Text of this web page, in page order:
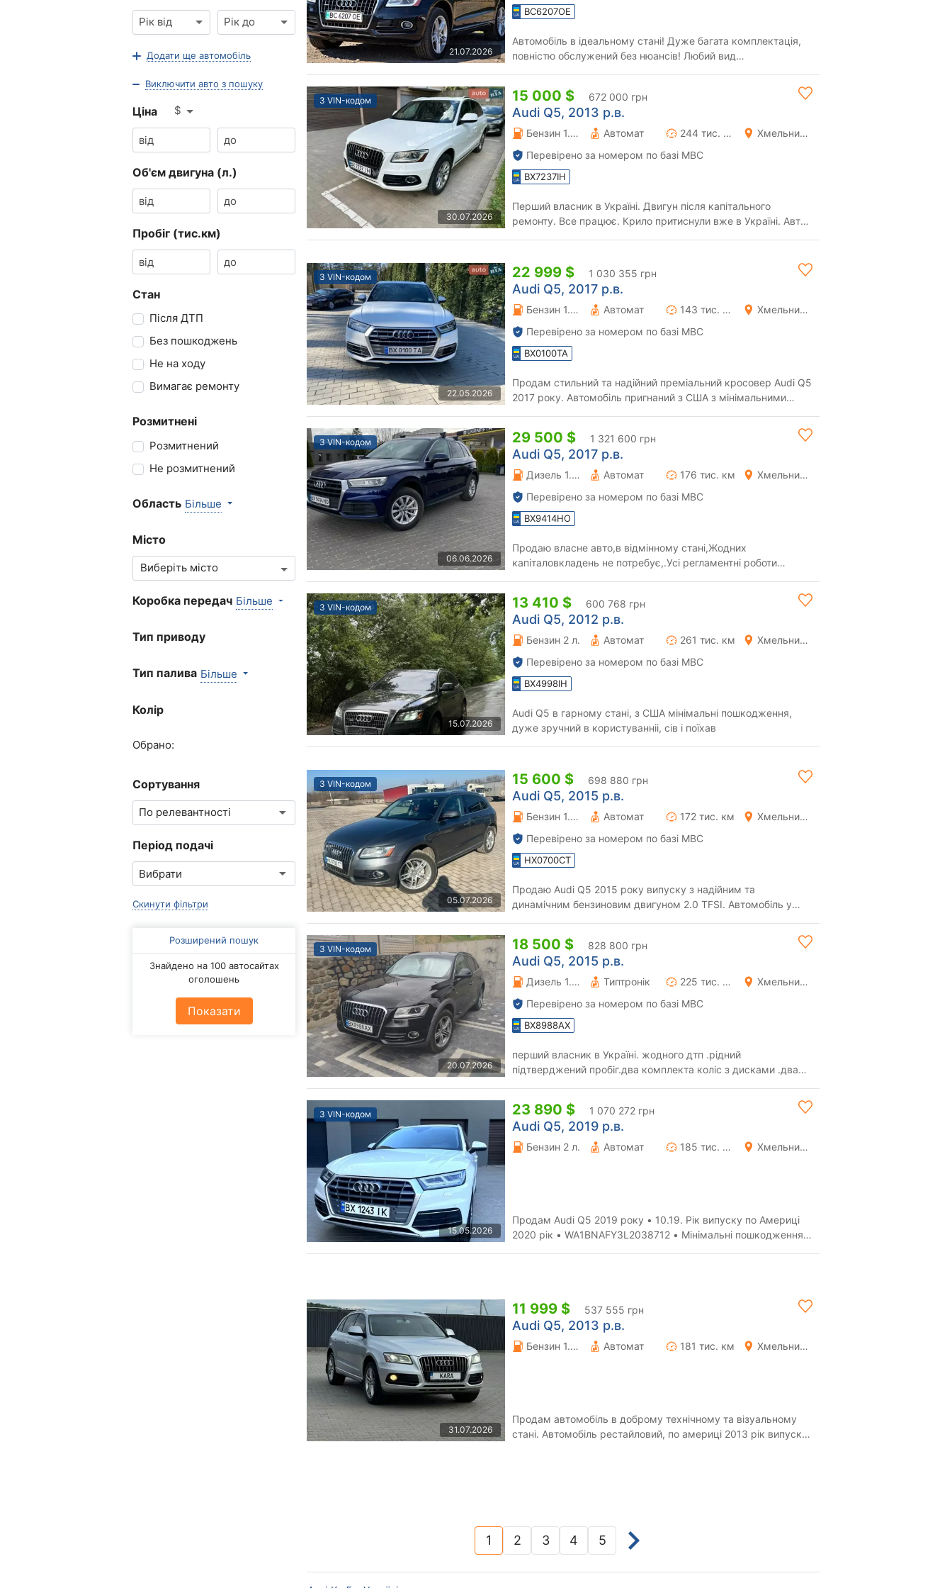
Рік від Рік до
Додати ще автомобіль
Виключити авто з пошуку
Ціна $
Об'єм двигуна (л.)
Пробіг (тис.км)
Стан
Після ДТП
Без пошкоджень
Не на ходу
Вимагає ремонту
Розмитнені
Розмитнений
Не розмитнений
Область Більше
Місто
Коробка передач Більше
Тип приводу
Тип палива Більше
Колір
Обрано:
Сортування
Період подачі
Скинути фільтри
Розширений пошук
Знайдено на 100 автосайтах
оголошень
Показати
21.07.2026
BC6207OE
Автомобіль в ідеальному стані! Дуже багата комплектація,
повністю обслужений без нюансів! Любий вид
З VIN-кодом
30.07.2026
15 000 $ 672 000 грн
Audi Q5, 2013 р.в.
Бензин 1.98 л. Автомат 244 тис. км
Хмельницький
Перевірено за номером по базі МВС
BX7237IH
Перший власник в Україні. Двигун після капітального
ремонту. Все працює. Крило притиснули вже в Україні. Авто
З VIN-кодом
22.05.2026
22 999 $ 1 030 355 грн
Audi Q5, 2017 р.в.
Бензин 1.98 л. Автомат 143 тис. км
Хмельницький
Перевірено за номером по базі МВС
BX0100TA
Продам стильний та надійний преміальний кросовер Audi Q5
2017 року. Автомобіль пригнаний з США з мінімальними
З VIN-кодом
06.06.2026
29 500 $ 1 321 600 грн
Audi Q5, 2017 р.в.
Дизель 1.98 л. Автомат 176 тис. км
Хмельницький
Перевірено за номером по базі МВС
BX9414HO
Продаю власне авто,в відмінному стані,Жодних
капіталовкладень не потребує,.Усі регламентні роботи
З VIN-кодом
15.07.2026
13 410 $ 600 768 грн
Audi Q5, 2012 р.в.
Бензин 2 л. Автомат 261 тис. км
Хмельницький
Перевірено за номером по базі МВС
BX4998IH
Audi Q5 в гарному стані, з США мінімальні пошкодження,
дуже зручний в користуванніі, сів і поїхав
З VIN-кодом
05.07.2026
15 600 $ 698 880 грн
Audi Q5, 2015 р.в.
Бензин 1.98 л. Автомат 172 тис. км
Хмельницький
Перевірено за номером по базі МВС
HX0700CT
Продаю Audi Q5 2015 року випуску з надійним та
динамічним бензиновим двигуном 2.0 TFSI. Автомобіль у
З VIN-кодом
20.07.2026
18 500 $ 828 800 грн
Audi Q5, 2015 р.в.
Дизель 1.97 л. Типтронік 225 тис. км
Хмельницький
Перевірено за номером по базі МВС
BX8988AX
перший власник в Україні. жодного дтп .рідний
підтверджений пробіг.два комплекта коліс з дисками .два
З VIN-кодом
15.05.2026
23 890 $ 1 070 272 грн
Audi Q5, 2019 р.в.
Бензин 2 л. Автомат 185 тис. км Хмельницький
Продам Audi Q5 2019 року • 10.19. Рік випуску по Америці
2020 рік • WA1BNAFY3L2038712 • Мінімальні пошкодження в
31.07.2026
11 999 $ 537 555 грн
Audi Q5, 2013 р.в.
Бензин 1.98 л. Автомат 181 тис. км Хмельницький
Продам автомобіль в доброму технічному та візуальному
стані. Автомобіль рестайловий, по америці 2013 рік випуску,
1(current)
2 3 4 5